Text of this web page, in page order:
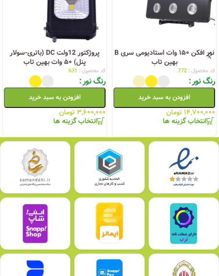
نور افکن ۱۵۰ وات استادیومی سری B
بهین تاب
کد محصول : 772
رنگ نور
افزودن به سبد خرید
۱۴,۷۰۰,۰۰۰ تومان
انتخاب گزینه ها
پروژکتور 12ولت DC (باتری-سولار
پنل) ۵۰ وات بهین تاب
کد محصول : 631
رنگ نور
افزودن به سبد خرید
۳,۶۰۰,۰۰۰ تومان
انتخاب گزینه ها